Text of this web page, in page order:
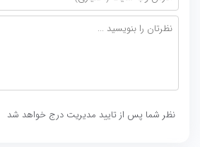
نظر شما پس از تایید مدیریت درج خواهد شد